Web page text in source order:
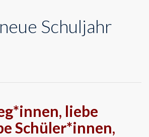
Schuljahr
liebe
Schüler*innen,